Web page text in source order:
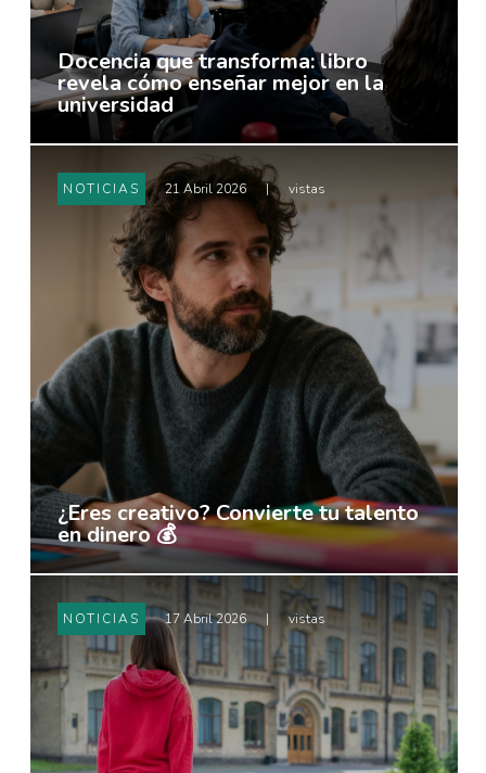
Docencia que transforma: libro
revela cómo enseñar mejor en la
universidad
NOTICIAS 21 Abril 2026 | vistas
¿Eres creativo? Convierte tu talento
en dinero 💰
NOTICIAS 17 Abril 2026 | vistas